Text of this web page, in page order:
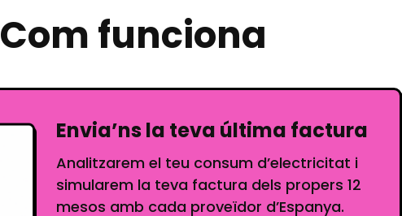
Com funciona
Envia’ns la teva última factura
Analitzarem el teu consum d’electricitat i
simularem la teva factura dels propers 12
mesos amb cada proveïdor d’Espanya.